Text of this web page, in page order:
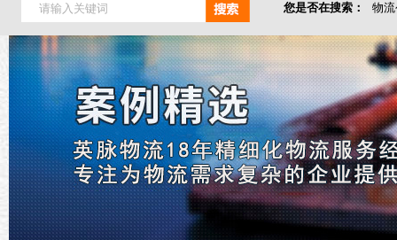
您是否在搜索： 物
仓储综合专业定制物